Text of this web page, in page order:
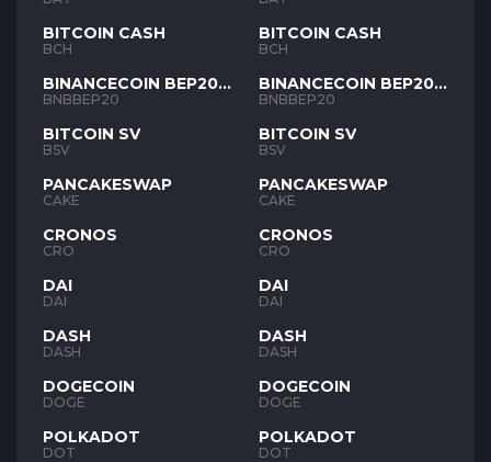
BITCOIN CASH
BCH
BINANCECOIN BEP20
BNB
BNBBEP20
BITCOIN SV
BSV
PANCAKESWAP
CAKE
CRONOS
CRO
DAI
DAI
DASH
DASH
DOGECOIN
DOGE
POLKADOT
DOT
BITCOIN CASH
BCH
BINANCECOIN BEP20
BNB
BNBBEP20
BITCOIN SV
BSV
PANCAKESWAP
CAKE
CRONOS
CRO
DAI
DAI
DASH
DASH
DOGECOIN
DOGE
POLKADOT
DOT